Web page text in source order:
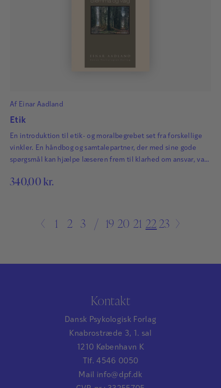
Af Einar Aadland
Etik
En introduktion til etik- og moralbegrebet set fra forskellige
vinkler. En håndbog og samtalepartner, der med sine gode
spørgsmål kan hjælpe læseren frem til klarhed om ansvar, valg
mange eksempler fra praksis. Henvender sig til alle, der er
340,00 kr.
← 1 2 3 … 19 20 21 2223 →
Kontakt
Dansk Psykologisk Forlag
Knabrostræde 3, 1. sal
1210 København K
Tlf. 4546 0050
Mail info@dpf.dk